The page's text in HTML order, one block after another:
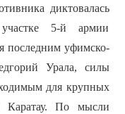
диктовалась
5-й армии
последним уфимско-
Урала, силы
для крупных
Каратау. По мысли